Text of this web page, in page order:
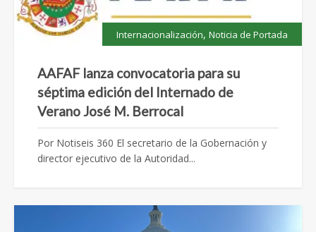
Internacionalización, Noticia de Portada
AAFAF lanza convocatoria para su
séptima edición del Internado de
Verano José M. Berrocal
Por Notiseis 360 El secretario de la Gobernación y
director ejecutivo de la Autoridad...